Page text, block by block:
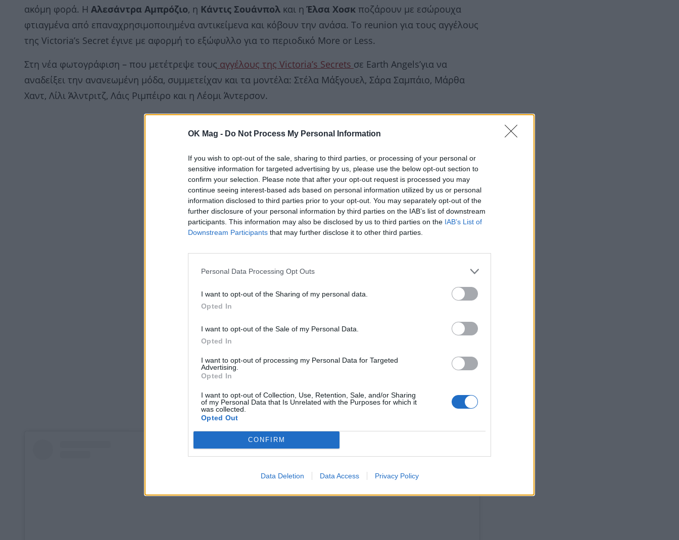
OK Mag - Do Not Process My Personal Information
If you wish to opt-out of the sale, sharing to third parties, or processing of your personal or
sensitive information for targeted advertising by us, please use the below opt-out section to
confirm your selection. Please note that after your opt-out request is processed you may
continue seeing interest-based ads based on personal information utilized by us or personal
information disclosed to third parties prior to your opt-out. You may separately opt-out of the
further disclosure of your personal information by third parties on the IAB’s list of downstream
participants. This information may also be disclosed by us to third parties on the IAB’s List of
Downstream Participants that may further disclose it to other third parties.
Personal Data Processing Opt Outs
I want to opt-out of the Sharing of my personal data.
Opted In
I want to opt-out of the Sale of my Personal Data.
Opted In
I want to opt-out of processing my Personal Data for Targeted
Advertising.
Opted In
I want to opt-out of Collection, Use, Retention, Sale, and/or Sharing
of my Personal Data that Is Unrelated with the Purposes for which it
was collected.
Opted Out
CONFIRM
Data Deletion Data Access Privacy Policy
ακόμη φορά. Η Αλεσάντρα Αμπρόζιο, η Κάντις Σουάνπολ και ηΈλσα Χοσκ ποζάρουν με εσώρουχα
φτιαγμένα από επαναχρησιμοποιημένα αντικείμενα και κόβουν την ανάσα. Το reunion για τους αγγέλους
της Victoria’s Secret έγινε με αφορμή το εξώφυλλο για το περιοδικό More or Less.
Στη νέα φωτογράφιση – που μετέτρεψε τους αγγέλους της Victoria’s Secrets σε Earth Angels’για να
αναδείξει την ανανεωμένη μόδα, συμμετείχαν και τα μοντέλα: Στέλα Μάξγουελ, Σάρα Σαμπάιο, Μάρθα
Χαντ, Λίλι Άλντριτζ, Λάις Ριμπέιρο και η Λέομι Άντερσον.